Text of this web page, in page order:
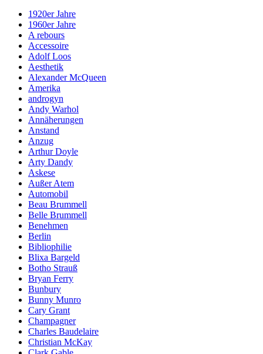
1920er Jahre
1960er Jahre
A rebours
Accessoire
Adolf Loos
Aesthetik
Alexander McQueen
Amerika
androgyn
Andy Warhol
Annäherungen
Anstand
Anzug
Arthur Doyle
Arty Dandy
Askese
Außer Atem
Automobil
Beau Brummell
Belle Brummell
Benehmen
Berlin
Bibliophilie
Blixa Bargeld
Botho Strauß
Bryan Ferry
Bunbury
Bunny Munro
Cary Grant
Champagner
Charles Baudelaire
Christian McKay